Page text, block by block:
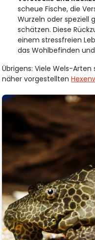
scheue Fische, die
Wurzeln oder speziell
schätzen. Diese
einem stressfreien
das Wohlbefinden
Übrigens: Viele Wels-
näher vorgestellten